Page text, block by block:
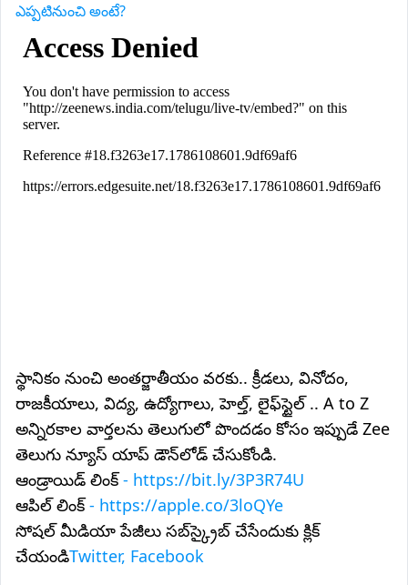
ఎప్పటినుంచి అంటే?
స్థానికం నుంచి అంతర్జాతీయం వరకు.. క్రీడలు, వినోదం,
రాజకీయాలు, విద్య, ఉద్యోగాలు, హెల్త్, లైఫ్‌స్టైల్ .. A to Z
అన్నిరకాల వార్తలను తెలుగులో పొందడం కోసం ఇప్పుడే Zee
తెలుగు న్యూస్ యాప్ డౌన్‌లోడ్ చేసుకోండి.
ఆండ్రాయిడ్ లింక్- https://bit.ly/3P3R74U
ఆపిల్ లింక్- https://apple.co/3loQYe
సోషల్ మీడియా పేజీలు సబ్‌స్క్రైబ్ చేసేందుకు క్లిక్
చేయండిTwitter, Facebook